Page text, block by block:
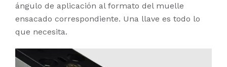
ángulo de aplicación al formato del muelle
ensacado correspondiente. Una llave es todo lo
que necesita.